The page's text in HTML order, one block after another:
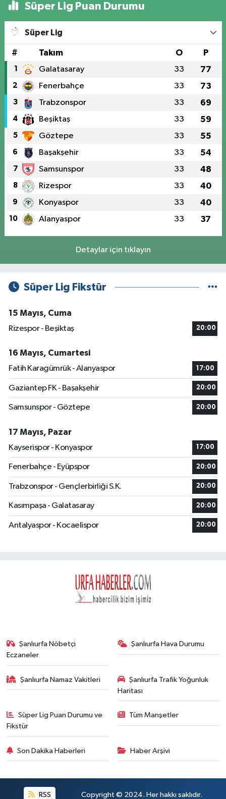
Süper Lig Puan Durumu
Süper Lig
# Takım O P
1 Galatasaray 33 77
2 Fenerbahçe 33 73
3 Trabzonspor 33 69
4 Beşiktaş 33 59
5 Göztepe 33 55
6 Başakşehir 33 54
7 Samsunspor 33 48
8 Rizespor 33 40
9 Konyaspor 33 40
10 Alanyaspor 33 37
Detaylar için tıklayın
Süper Lig Fikstür
15 Mayıs, Cuma
Rizespor - Beşiktaş
20:00
16 Mayıs, Cumartesi
Fatih Karagümrük - Alanyaspor
17:00
Gaziantep FK - Başakşehir 20:00
Samsunspor - Göztepe 20:00
17 Mayıs, Pazar
Kayserispor - Konyaspor
17:00
Fenerbahçe - Eyüpspor 20:00
Trabzonspor - Gençlerbirliği S.K. 20:00
Kasımpaşa - Galatasaray 20:00
Antalyaspor - Kocaelispor 20:00
Şanlıurfa Nöbetçi
Eczaneler
Şanlıurfa Hava Durumu
Şanlıurfa Namaz Vakitleri
Şanlıurfa Trafik Yoğunluk
Haritası
Süper Lig Puan Durumu ve
Fikstür
Tüm Manşetler
Son Dakika Haberleri Haber Arşivi
RSS Copyright © 2024. Her hakkı saklıdır.